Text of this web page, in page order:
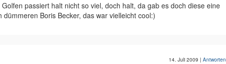
passiert halt nicht so viel, doch halt, da gab es doch diese eine
Boris Becker, das war vielleicht cool:)
14. Juli 2009 | Antworten